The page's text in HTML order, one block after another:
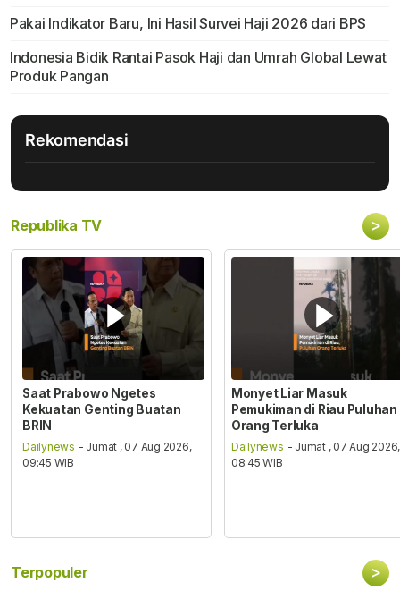
Pakai Indikator Baru, Ini Hasil Survei Haji 2026 dari BPS
Indonesia Bidik Rantai Pasok Haji dan Umrah Global Lewat
Produk Pangan
Rekomendasi
Republika TV >
Saat Prabowo Ngetes
Kekuatan Genting Buatan
BRIN
Dailynews - Jumat , 07 Aug 2026,
09:45 WIB
Monyet Liar Masuk
Pemukiman di Riau Puluhan
Orang Terluka
Dailynews - Jumat , 07 Aug 2026,
08:45 WIB
Terpopuler >